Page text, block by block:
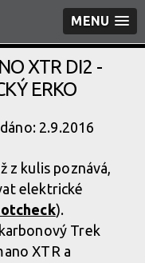
MENU
XTR DI2 -
ERKO
2.9.2016
z kulis poznává,
elektrické
).
Trek
XTR a